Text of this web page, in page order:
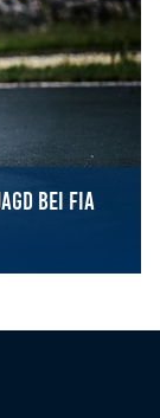
bei FIA